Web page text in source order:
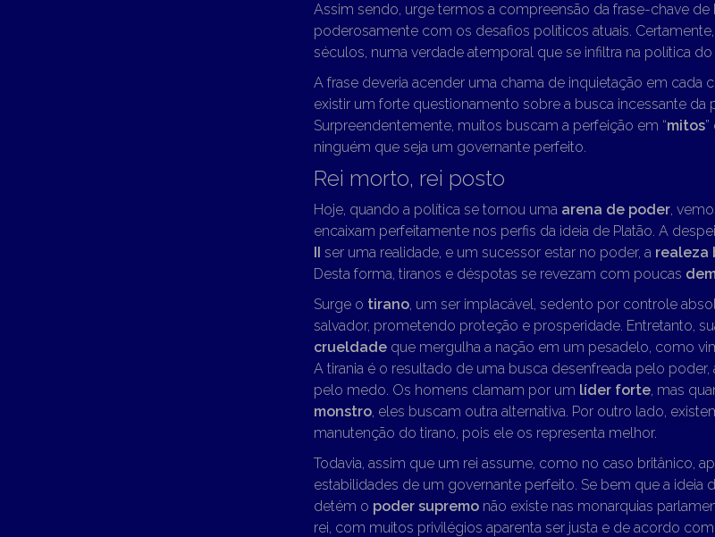
Assim sendo, urge termos a compreensão da frase-chave de
poderosamente com os desafios políticos atuais.
séculos, numa verdade atemporal que se infiltra na política
A frase deveria acender uma chama de inquietação em cada
existir um forte questionamento sobre a busca incessante da
Surpreendentemente, muitos buscam a perfeição em “mitos”
ninguém que seja um governante perfeito.
Rei morto, rei posto
Hoje, quando a política se tornou uma arena de poder,
encaixam perfeitamente nos perfis da ideia de Platão. A
II ser uma realidade, e um sucessor estar no poder, a realeza
Desta forma, tiranos e déspotas se revezam com poucas
Surge o tirano, um ser implacável, sedento por controle
salvador, prometendo proteção e prosperidade. Entretanto,
crueldadeque mergulha a nação em um pesadelo, como
A tirania é o resultado de uma busca desenfreada pelo
pelo medo. Os homens clamam por um líder forte, mas
monstro, eles buscam outra alternativa. Por outro lado,
manutenção do tirano, pois ele os representa melhor.
Todavia, assim que um rei assume, como no caso britânico,
estabilidades de um governante perfeito. Se bem que a ideia
detém o poder supremonão existe nas monarquias
rei, com muitos privilégios aparenta ser justa e de acordo